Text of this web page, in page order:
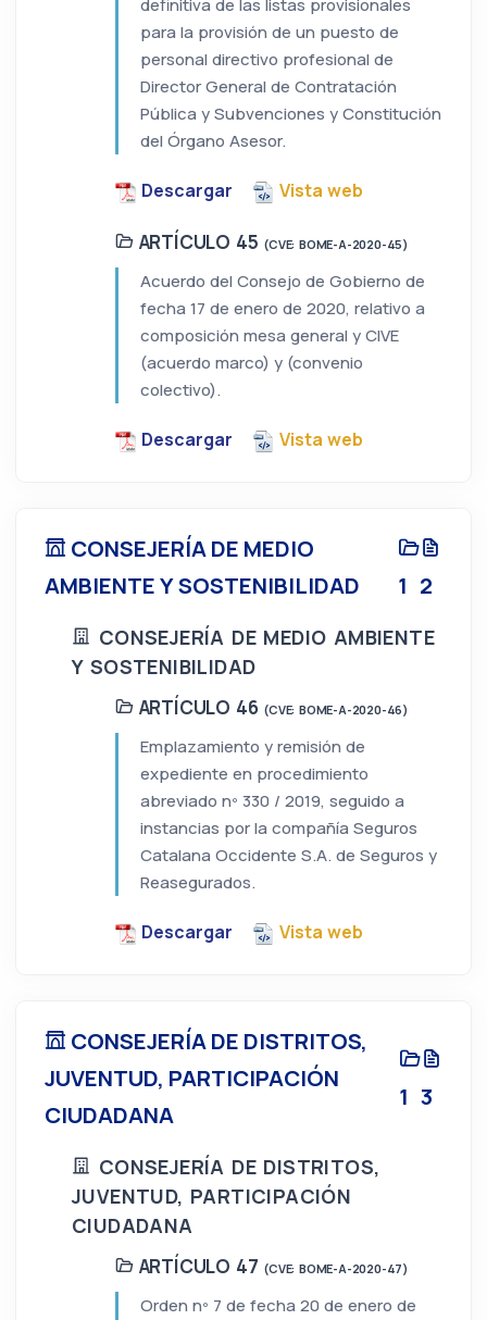
definitiva de las listas provisionales
para la provisión de un puesto de
personal directivo profesional de
Director General de Contratación
Pública y Subvenciones y Constitución
del Órgano Asesor.
Descargar Vista web
ARTÍCULO 45 (CVE: BOME-A-2020-45)
Acuerdo del Consejo de Gobierno de
fecha 17 de enero de 2020, relativo a
composición mesa general y CIVE
(acuerdo marco) y (convenio
colectivo).
Descargar Vista web
CONSEJERÍA DE MEDIO
AMBIENTE Y SOSTENIBILIDAD
1 2
CONSEJERÍA DE MEDIO AMBIENTE
Y SOSTENIBILIDAD
ARTÍCULO 46 (CVE: BOME-A-2020-46)
Emplazamiento y remisión de
expediente en procedimiento
abreviado nº 330 / 2019, seguido a
instancias por la compañía Seguros
Catalana Occidente S.A. de Seguros y
Reasegurados.
Descargar Vista web
CONSEJERÍA DE DISTRITOS,
JUVENTUD, PARTICIPACIÓN
CIUDADANA
1 3
CONSEJERÍA DE DISTRITOS,
JUVENTUD, PARTICIPACIÓN
CIUDADANA
ARTÍCULO 47 (CVE: BOME-A-2020-47)
Orden nº 7 de fecha 20 de enero de